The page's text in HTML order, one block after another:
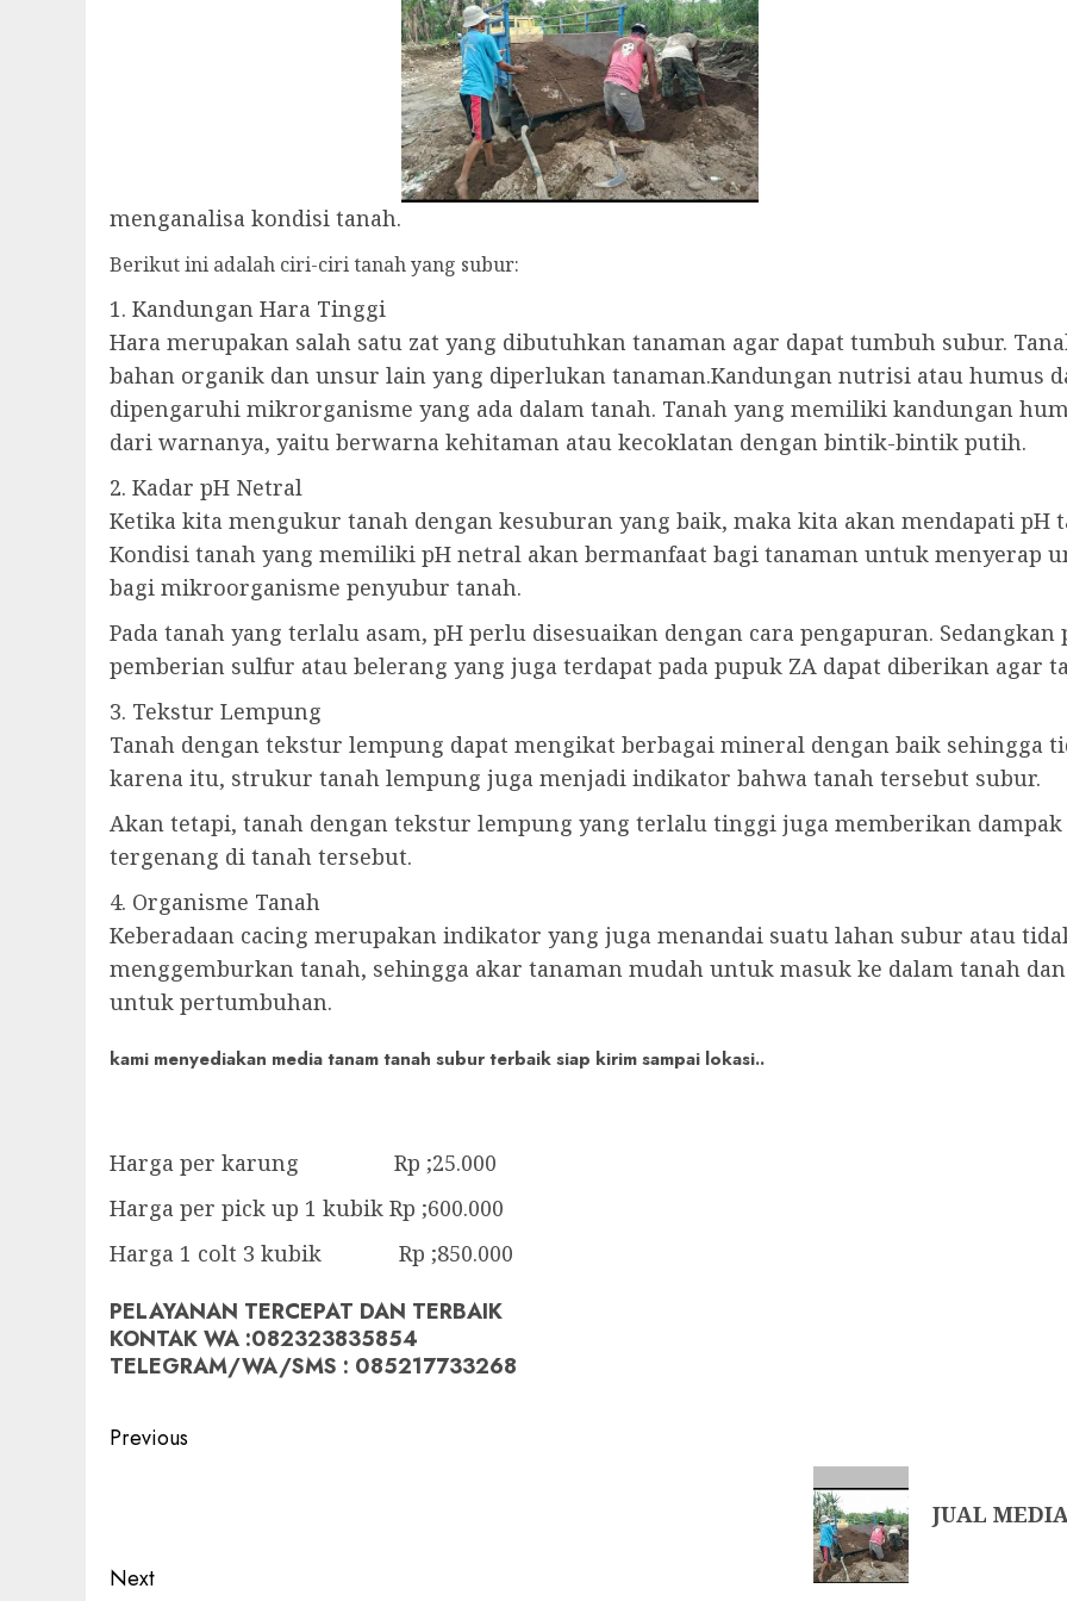
menganalisa kondisi tanah.
Berikut ini adalah ciri-ciri tanah yang subur:
1. Kandungan Hara Tinggi
Hara merupakan salah satu zat yang dibutuhkan tanaman agar dapat tumbuh subur.
bahan organik dan unsur lain yang diperlukan tanaman.Kandungan nutrisi atau humus
dipengaruhi mikrorganisme yang ada dalam tanah. Tanah yang memiliki kandungan
dari warnanya, yaitu berwarna kehitaman atau kecoklatan dengan bintik-bintik putih.
2. Kadar pH Netral
Ketika kita mengukur tanah dengan kesuburan yang baik, maka kita akan mendapati pH
Kondisi tanah yang memiliki pH netral akan bermanfaat bagi tanaman untuk menyerap
bagi mikroorganisme penyubur tanah.
Pada tanah yang terlalu asam, pH perlu disesuaikan dengan cara pengapuran.
pemberian sulfur atau belerang yang juga terdapat pada pupuk ZA dapat diberikan agar
3. Tekstur Lempung
Tanah dengan tekstur lempung dapat mengikat berbagai mineral dengan baik sehingga
karena itu, strukur tanah lempung juga menjadi indikator bahwa tanah tersebut subur.
Akan tetapi, tanah dengan tekstur lempung yang terlalu tinggi juga memberikan
tergenang di tanah tersebut.
4. Organisme Tanah
Keberadaan cacing merupakan indikator yang juga menandai suatu lahan subur atau
menggemburkan tanah, sehingga akar tanaman mudah untuk masuk ke dalam tanah
untuk pertumbuhan.
kami menyediakan media tanam tanah subur terbaik siap kirim sampai lokasi..
Harga per karung Rp ;25.000
Harga per pick up 1 kubik Rp ;600.000
Harga 1 colt 3 kubik Rp ;850.000
PELAYANAN TERCEPAT DAN TERBAIK
KONTAK WA :082323835854
TELEGRAM/WA/SMS : 085217733268
Post
Previous
JUAL
Next